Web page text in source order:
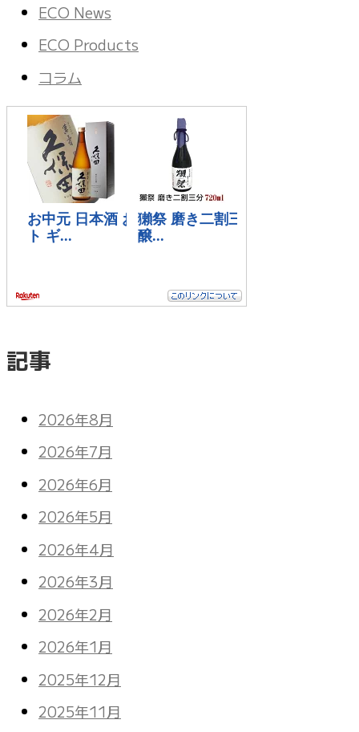
ECO News
ECO Products
コラム
記事
2026年8月
2026年7月
2026年6月
2026年5月
2026年4月
2026年3月
2026年2月
2026年1月
2025年12月
2025年11月